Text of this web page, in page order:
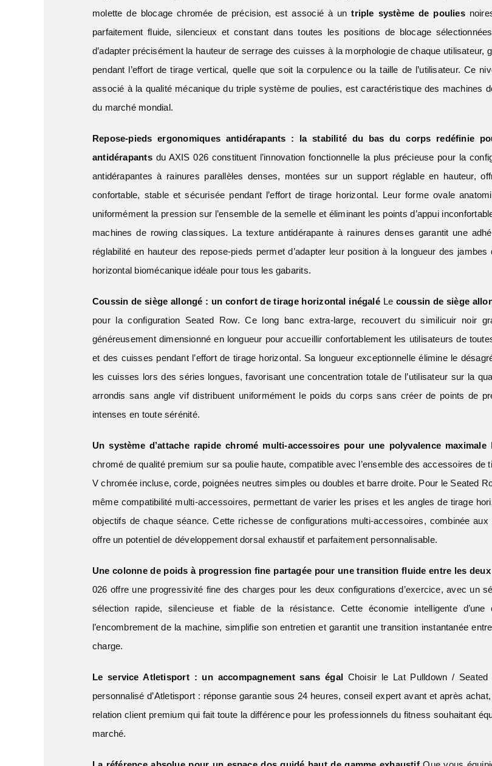
molette de blocage chromée de précision, est associé à untriple système de poulies
parfaitement fluide, silencieux et constant dans toutes les positions de blocage
d’adapter précisément la hauteur de serrage des cuisses à la morphologie de chaque
pendant l’effort de tirage vertical, quelle que soit la corpulence ou la taille de l’utilisateur. Ce
associé à la qualité mécanique du triple système de poulies, est caractéristique des machines
du marché mondial.
Repose-pieds ergonomiques antidérapants : la stabilité du bas du corps redéfinie
antidérapantsdu AXIS 026 constituent l’innovation fonctionnelle la plus précieuse pour la
antidérapantes à rainures parallèles denses, montées sur un support réglable en hauteur,
confortable, stable et sécurisée pendant l’effort de tirage horizontal. Leur forme ovale
uniformément la pression sur l’ensemble de la semelle et éliminant les points d’appui
machines de rowing classiques. La texture antidérapante à rainures denses garantit une
réglabilité en hauteur des repose-pieds permet d’adapter leur position à la longueur des
horizontal biomécanique idéale pour tous les gabarits.
Coussin de siège allongé : un confort de tirage horizontal inégaléLe coussin de siège
pour la configuration Seated Row. Ce long banc extra-large, recouvert du similicuir noir
généreusement dimensionné en longueur pour accueillir confortablement les utilisateurs de
et des cuisses pendant l’effort de tirage horizontal. Sa longueur exceptionnelle élimine le
les cuisses lors des séries longues, favorisant une concentration totale de l’utilisateur sur la
arrondis sans angle vif distribuent uniformément le poids du corps sans créer de points de
intenses en toute sérénité.
Un système d’attache rapide chromé multi-accessoires pour une polyvalence maximale
chromé de qualité premium sur sa poulie haute, compatible avec l’ensemble des accessoires
V chromée incluse, corde, poignées neutres simples ou doubles et barre droite. Pour le Seated
même compatibilité multi-accessoires, permettant de varier les prises et les angles de tirage
objectifs de chaque séance. Cette richesse de configurations multi-accessoires, combinée
offre un potentiel de développement dorsal exhaustif et parfaitement personnalisable.
Une colonne de poids à progression fine partagée pour une transition fluide entre les
026 offre une progressivité fine des charges pour les deux configurations d’exercice, avec un
sélection rapide, silencieuse et fiable de la résistance. Cette économie intelligente
l’encombrement de la machine, simplifie son entretien et garantit une transition instantanée
charge.
Le service Atletisport : un accompagnement sans égalChoisir le Lat Pulldown / Seated
personnalisé d’Atletisport : réponse garantie sous 24 heures, conseil expert avant et après
relation client premium qui fait toute la différence pour les professionnels du fitness souhaitant
marché.